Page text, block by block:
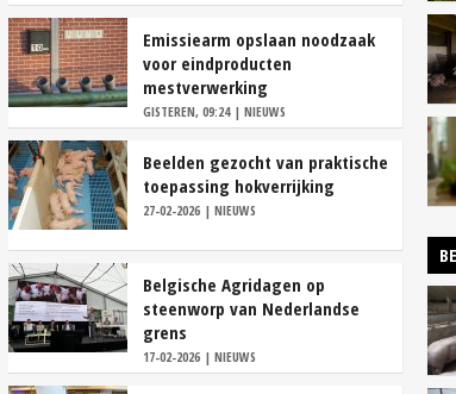
Emissiearm opslaan noodzaak
voor eindproducten
mestverwerking
GISTEREN, 09:24 | NIEUWS
Beelden gezocht van praktische
toepassing hokverrijking
27-02-2026 | NIEUWS
Belgische Agridagen op
steenworp van Nederlandse
grens
17-02-2026 | NIEUWS